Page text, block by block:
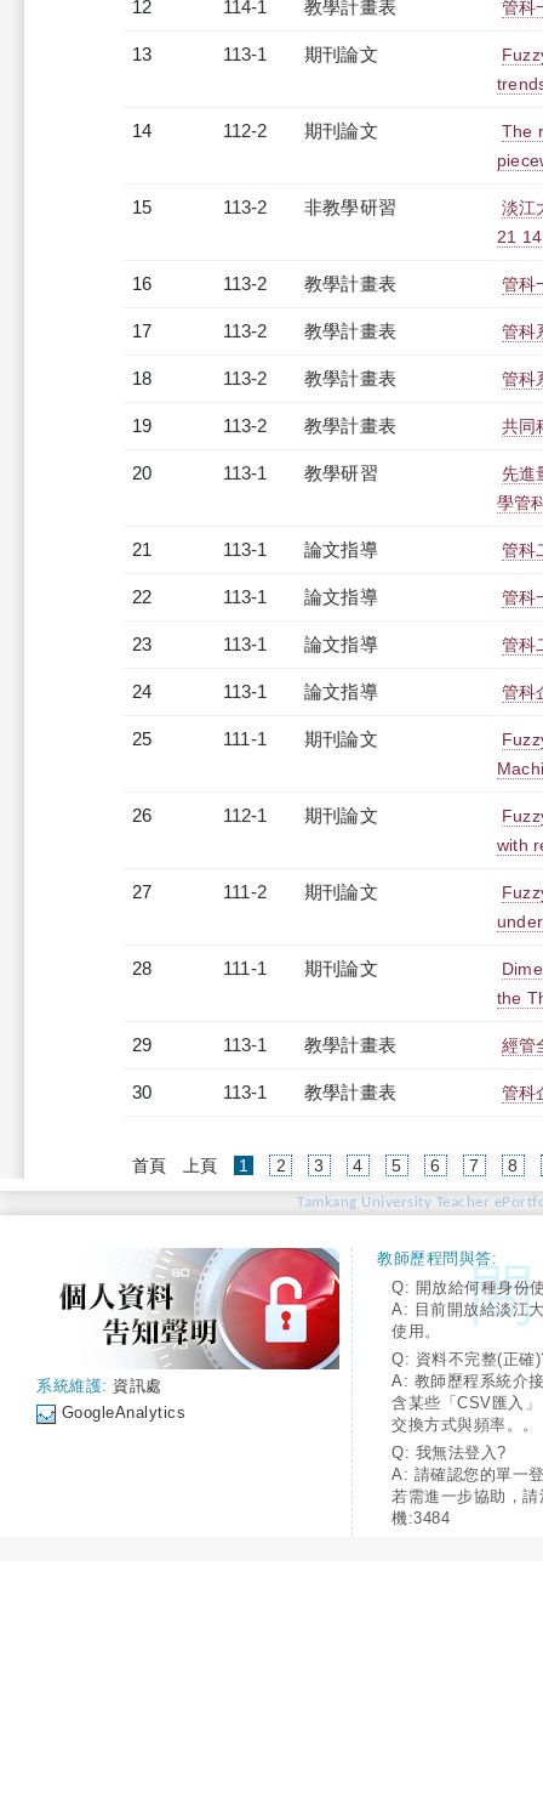
12 114-1 教學計畫表 管科
13 113-1 期刊論文
14 112-2 期刊論文
The
15 113-2 非教學研習
淡江
21
16 113-2 教學計畫表 管科
17 113-2 教學計畫表 管科
18 113-2 教學計畫表 管科
19 113-2 教學計畫表 共同
20 113-1 教學研習
先進
學管
21 113-1 論文指導 管科
22 113-1 論文指導 管科
23 113-1 論文指導 管科
24 113-1 論文指導 管科
25 111-1 期刊論文
26 112-1 期刊論文
with
27 111-2 期刊論文
28 111-1 期刊論文
the
29 113-1 教學計畫表 經管
30 113-1 教學計畫表 管科
首頁 上頁 1 (current)
2 3 4 5 6 7 8
Tamkang University Teacher
系統維護: 資訊處
GoogleAnalytics
教師歷程問與答:
Q: 開放給何種身份
A: 目前開放給淡江
使用。
Q: 資料不完整(正確
A: 教師歷程系統介
含某些「CSV匯入
交換方式與頻率。。
Q: 我無法登入?
A: 請確認您的單一
若需進一步協助，
機:3484